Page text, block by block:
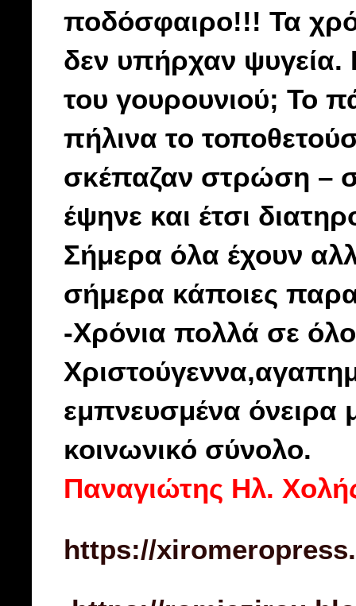
ποδόσφαιρο!!! Τα
δεν υπήρχαν
του γουρουνιού; Το
πήλινα το
σκέπαζαν στρώση –
έψηνε και έτσι
Σήμερα όλα έχουν
σήμερα κάποιες
-Χρόνια πολλά σε
εμπνευσμένα όνειρα
κοινωνικό σύνολο.
Παναγιώτης Ηλ.
https://